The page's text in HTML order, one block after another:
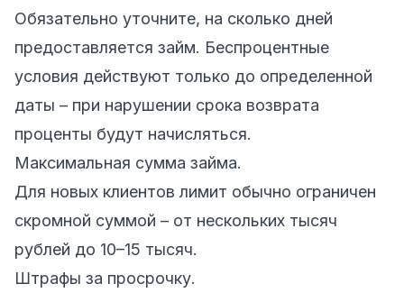
Обязательно уточните, на сколько дней
предоставляется займ. Беспроцентные
условия действуют только до определенной
даты – при нарушении срока возврата
проценты будут начисляться.
Максимальная сумма займа.
Для новых клиентов лимит обычно ограничен
скромной суммой – от нескольких тысяч
рублей до 10–15 тысяч.
Штрафы за просрочку.